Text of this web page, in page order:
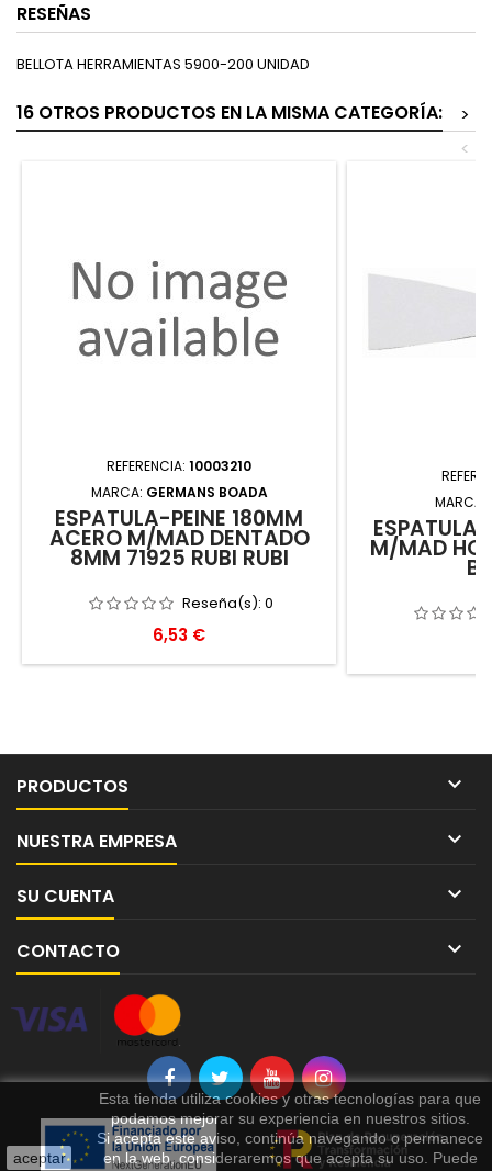
RESEÑAS
BELLOTA HERRAMIENTAS 5900-200 UNIDAD
16 OTROS PRODUCTOS EN LA MISMA CATEGORÍA:
>
<
REFERENCIA: 10003210
MARCA: GERMANS BOADA
ESPATULA-PEINE 180MM
ACERO M/MAD DENTADO
8MM 71925 RUBI RUBI
Reseña(s): 0
Precio
6,53 €
MARCA:
ESPATULA
M/MAD
PRODUCTOS 
NUESTRA EMPRESA 
SU CUENTA 
CONTACTO 
aceptar
Esta tienda utiliza cookies y otras tecnologías para que
podamos mejorar su experiencia en nuestros sitios.
Si acepta este aviso, continúa navegando o permanece
en la web, consideraremos que acepta su uso. Puede